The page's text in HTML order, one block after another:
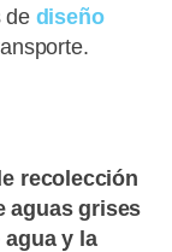
de diseño
recolección
aguas grises
y la